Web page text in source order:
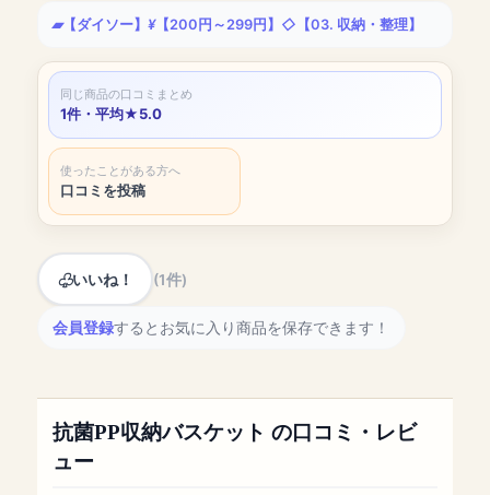
【ダイソー】 【200円～299円】 【03. 収納・整理】
同じ商品の口コミまとめ
1件・平均★5.0
使ったことがある方へ
口コミを投稿
いいね！ (1件)
会員登録するとお気に入り商品を保存できます！
抗菌PP収納バスケット の口コミ・レビ
ュー